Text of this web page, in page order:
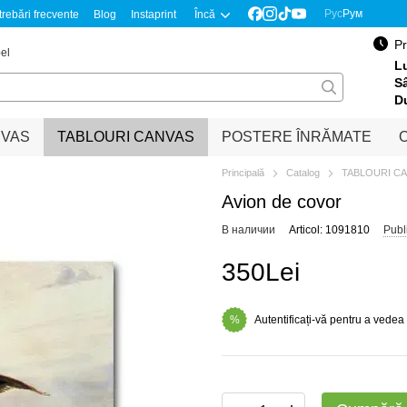
frecvente Blog Instaprint Încă РусРум
TABLOURI CANVAS POSTERE ÎNRĂMATE
Principală Catalog TABLOURI
Avion de covor
В наличии Articol: 1091810
350Lei
% Autentificați-vă pentru a